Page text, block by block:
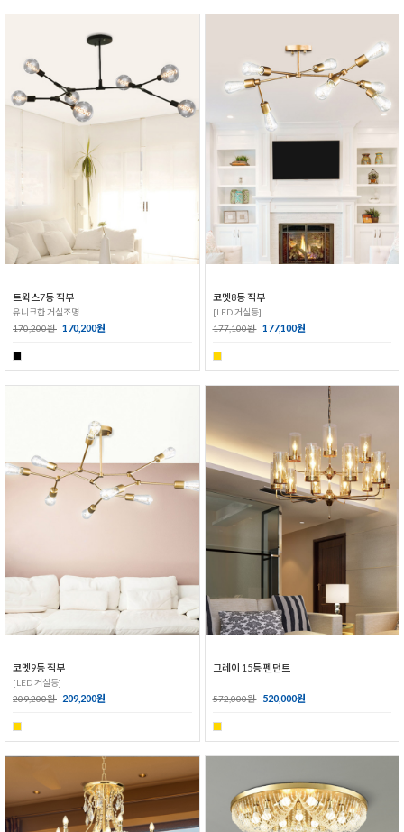
트윅스7등 직부
유니크한 거실조명
170,200원 170,200원
코멧8등 직부
[LED 거실등]
177,100원 177,100원
코멧9등 직부
[LED 거실등]
209,200원 209,200원
그레이 15등 펜던트
572,000원 520,000원